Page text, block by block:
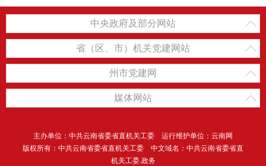
中央政府及部分网站
省（区、市）机关党建网站
州市党建网
媒体网站
主办单位：中共云南省委省直机关工委 运行维护单位：云南网
版权所有：中共云南省委省直机关工委 中文域名：中共云南省委省直
机关工委.政务